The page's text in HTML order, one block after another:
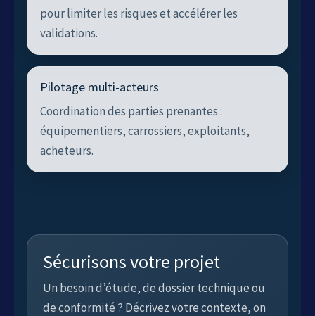
pour limiter les risques et accélérer les
validations.
Pilotage multi-acteurs
Coordination des parties prenantes :
équipementiers, carrossiers, exploitants,
acheteurs.
Sécurisons votre projet
Un besoin d’étude, de dossier technique ou
de conformité ? Décrivez votre contexte, on